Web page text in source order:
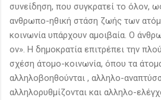
συνείδηση, που συγκρατεί το όλον,
ανθρωπο-ηθική στάση ζωής των
κοινωνία υπάρχουν αμοιβαία. Ο
ον». Η δημοκρατία επιτρέπει την
σχέση άτομο-κοινωνία, όπου τα
αλληλοβοηθούνται , αλληλο-
αλληλορυθμίζονται και αλληλο-